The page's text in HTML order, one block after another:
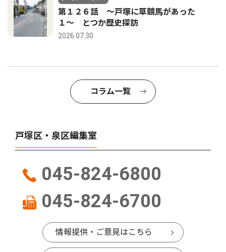
第１２６話 〜戸塚に草競馬があった
１〜 とつか歴史探訪
2026.07.30
コラム一覧
戸塚区・泉区編集室
045-824-6800
045-824-6700
情報提供・ご意見はこちら